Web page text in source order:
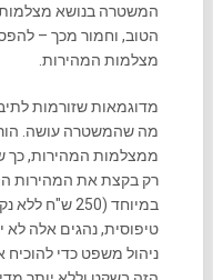
המשטרה בנושא
הטוב, וחמור מכך –
מצלמות המהירות.
מדוגמאות שזורמות
מה שהמשטרה עושה.
ממצלמות המהירות, כך
רק בקצת את המהירות
במיוחד (250
טיפוסית, נהגים אלה לא
ניהול משפט כדי